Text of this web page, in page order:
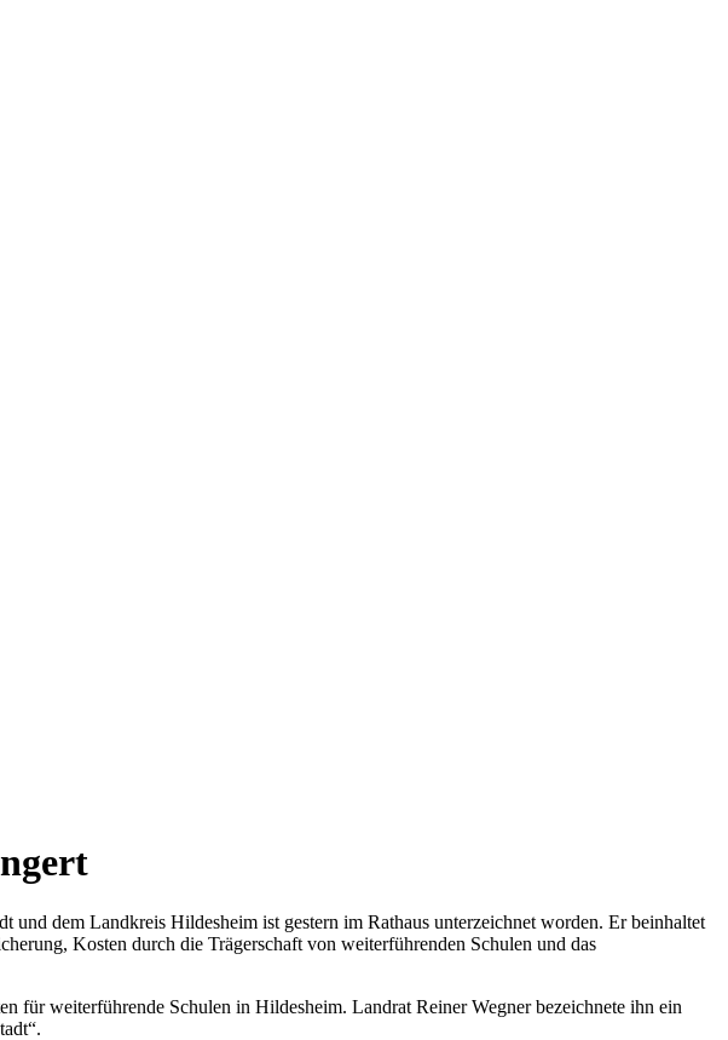
und dem Landkreis Hildesheim ist gestern im Rathaus unterzeichnet worden. Er beinhaltet
Kosten durch die Trägerschaft von weiterführenden Schulen und das
für weiterführende Schulen in Hildesheim. Landrat Reiner Wegner bezeichnete ihn ein